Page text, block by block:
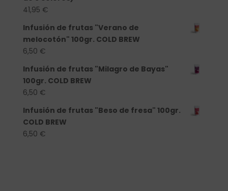
41,95 €
Infusión de frutas "Verano de
melocotón" 100gr. COLD BREW
6,50 €
Infusión de frutas "Milagro de Bayas"
100gr. COLD BREW
6,50 €
Infusión de frutas "Beso de fresa" 100gr.
COLD BREW
6,50 €